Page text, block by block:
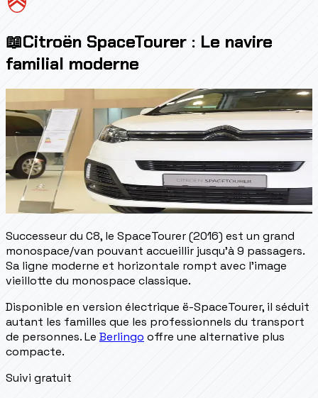
📖Citroën SpaceTourer : Le navire
familial moderne
Successeur du C8, le SpaceTourer (2016) est un grand
monospace/van pouvant accueillir jusqu'à 9 passagers.
Sa ligne moderne et horizontale rompt avec l'image
vieillotte du monospace classique.
Disponible en version électrique ë-SpaceTourer, il séduit
autant les familles que les professionnels du transport
de personnes. Le Berlingo offre une alternative plus
compacte.
Suivi gratuit